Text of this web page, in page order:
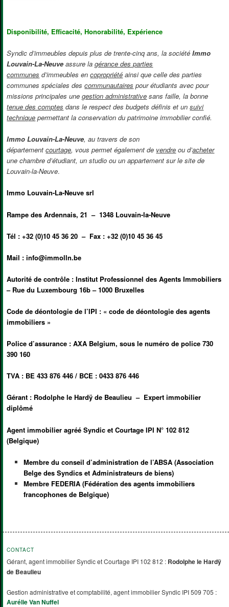
Disponibilité, Efficacité, Honorabilité, Expérience
Syndic d’immeubles depuis plus de trente-cinq ans, la sociétéImmo
Louvain-La-Neuve assure lagérance des parties
communes d’immeubles encopropriété ainsi que celle des parties
communes spéciales descommunautaires pour étudiants avec pour
missions principales unegestion administrative sans faille, la bonne
tenue des comptes dans le respect des budgets définis et unsuivi
technique permettant la conservation du patrimoine immobilier confié.
Immo Louvain-La-Neuve, au travers de son
départementcourtage, vous permet également de vendre ou d’acheter
une chambre d’étudiant, un studio ou un appartement sur le site de
Louvain-la-Neuve.
Immo Louvain-La-Neuve srl
Rampe des Ardennais, 21 – 1348 Louvain-la-Neuve
Tél : +32 (0)10 45 36 20 – Fax : +32 (0)10 45 36 45
Mail : info@immolln.be
Autorité de contrôle : Institut Professionnel des Agents Immobiliers
– Rue du Luxembourg 16b – 1000 Bruxelles
Code de déontologie de l’IPI : « code de déontologie des agents
immobiliers »
Police d’assurance : AXA Belgium, sous le numéro de police 730
390 160
TVA : BE 433 876 446 / BCE : 0433 876 446
Gérant : Rodolphe le Hardÿ de Beaulieu – Expert immobilier
diplômé
Agent immobilier agréé Syndic et Courtage IPI N° 102 812
(Belgique)
Membre du conseil d’administration de l’ABSA (Association
Belge des Syndics et Administrateurs de biens)
Membre FEDERIA (Fédération des agents immobiliers
francophones de Belgique)
CONTACT
Gérant, agent immobilier Syndic et Courtage IPI 102 812 : Rodolphe le Hardÿ
de Beaulieu
Gestion administrative et comptabilité, agent immobilier Syndic IPI 509 705 :
Aurélie Van Nuffel